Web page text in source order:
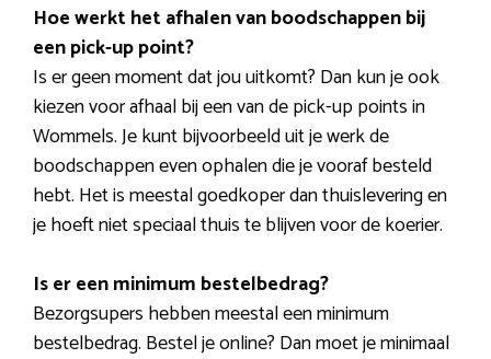
Hoe werkt het afhalen van boodschappen bij
een pick-up point?
Is er geen moment dat jou uitkomt? Dan kun je ook
kiezen voor afhaal bij een van de pick-up points in
Wommels. Je kunt bijvoorbeeld uit je werk de
boodschappen even ophalen die je vooraf besteld
hebt. Het is meestal goedkoper dan thuislevering en
je hoeft niet speciaal thuis te blijven voor de koerier.
Is er een minimum bestelbedrag?
Bezorgsupers hebben meestal een minimum
bestelbedrag. Bestel je online? Dan moet je minimaal